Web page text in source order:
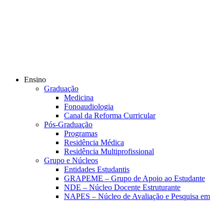
Ensino
Graduação
Medicina
Fonoaudiologia
Canal da Reforma Curricular
Pós-Graduação
Programas
Residência Médica
Residência Multiprofissional
Grupo e Núcleos
Entidades Estudantis
GRAPEME – Grupo de Apoio ao Estudante
NDE – Núcleo Docente Estruturante
NAPES – Núcleo de Avaliação e Pesquisa em